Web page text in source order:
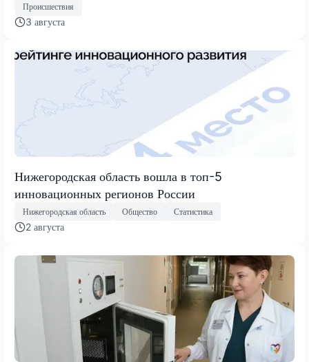
Происшествия
3 августа
Нижегородская область вошла в топ-5
инновационных регионов России
Нижегородская область Общество Статистика
2 августа